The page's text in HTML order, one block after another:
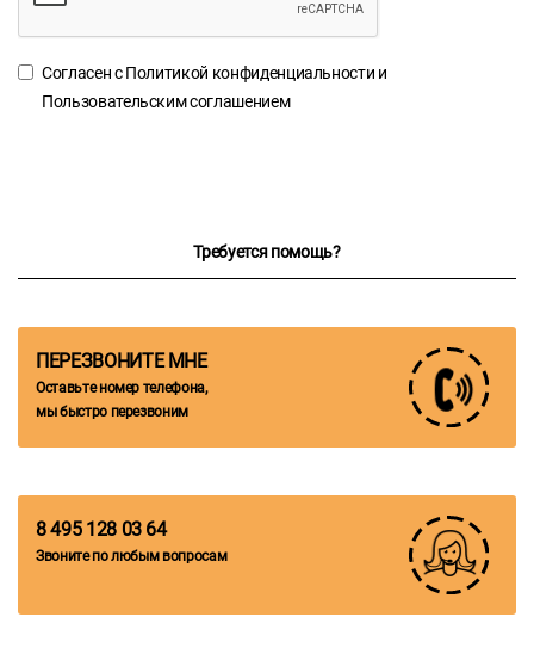
Согласен сПолитикой конфиденциальности и
Пользовательским соглашением
Требуется помощь?
ПЕРЕЗВОНИТЕ МНЕ
Оставьте номер телефона,
мы быстро перезвоним
8 495 128 03 64
Звоните по любым вопросам